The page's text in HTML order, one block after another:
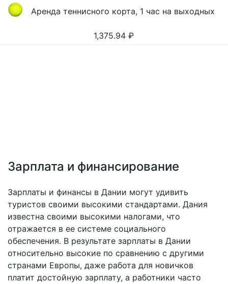
Аренда теннисного корта, 1 час на выходных
1,375.94 ₽
Зарплата и финансирование
Зарплаты и финансы в Дании могут удивить
туристов своими высокими стандартами. Дания
известна своими высокими налогами, что
отражается в ее системе социального
обеспечения. В результате зарплаты в Дании
относительно высокие по сравнению с другими
странами Европы, даже работа для новичков
платит достойную зарплату, а работники часто